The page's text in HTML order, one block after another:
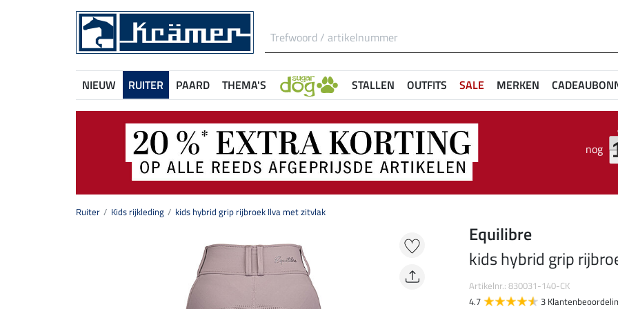
NIEUW RUITER PAARD THEMA'S STALLEN OUTFITS SALE MERKEN
nog
Ruiter Kids rijkleding kids hybrid grip rijbroek Ilva met zitvlak
Equilibre
kids hybrid grip
Artikelnr.: 830031-140-CK
4.7
3